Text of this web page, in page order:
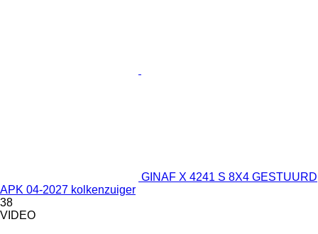
GINAF X 4241 S 8X4 GESTUURD
APK 04-2027 kolkenzuiger
38
VIDEO